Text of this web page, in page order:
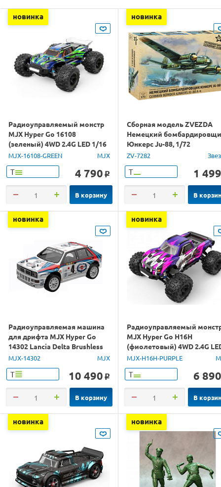
новинка
Радиоуправляемый монстр
MJX Hyper Go 16108
(зеленый) 4WD 2.4G LED 1/16
RTR
MJX-16108-GREEN MJX
Т 4 790 o
В корзину
новинка
Сборная модель ZVEZDA
Немецкий
Юнкерс Ju-88, 1/72
ZV-7282
Т 1 499
В
новинка
Радиоуправляемая машина
для дрифта MJX Hyper Go
14302 Lancia Delta Brushless
4WD 2.4G LED 1/14 RTR
MJX-14302 MJX
Т 10 490 o
В корзину
новинка
Радиоуправляемый
MJX Hyper Go H16H
(фиолетовый) 4WD 2.4G
GPS 1/16 RTR
MJX-H16H-PURPLE
Т 6 890
В
новинка новинка